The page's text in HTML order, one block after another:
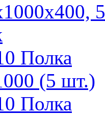
5
Полка
(5 шт.)
Полка